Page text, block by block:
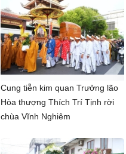
Cung tiễn kim quan Trưởng lão
Hòa thượng Thích Trí Tịnh rời
chùa Vĩnh Nghiêm